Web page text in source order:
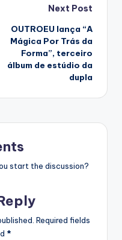
Next Post
OUTROEU lança “A
Mágica Por Trás da
Forma”, terceiro
álbum de estúdio da
dupla
start the discussion?
Required fields
*